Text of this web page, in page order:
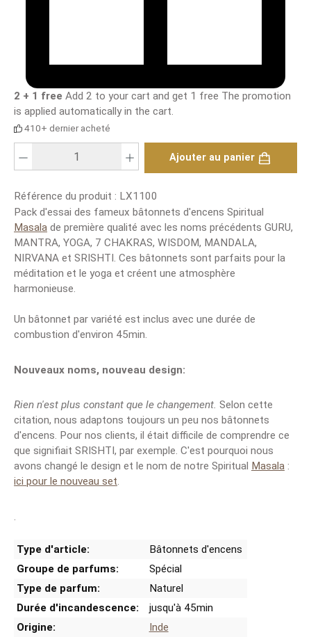
2 + 1 free Add 2 to your cart and get 1 free The promotion
is applied automatically in the cart.
410+ dernier acheté
Ajouter au panier
Référence du produit : LX1100
Pack d'essai des fameux bâtonnets d'encens Spiritual
Masala de première qualité avec les noms précédents GURU,
MANTRA, YOGA, 7 CHAKRAS, WISDOM, MANDALA,
NIRVANA et SRISHTI. Ces bâtonnets sont parfaits pour la
méditation et le yoga et créent une atmosphère
harmonieuse.
Un bâtonnet par variété est inclus avec une durée de
combustion d'environ 45min.
Nouveaux noms, nouveau design:
Rien n'est plus constant que le changement. Selon cette
citation, nous adaptons toujours un peu nos bâtonnets
d'encens. Pour nos clients, il était difficile de comprendre ce
que signifiait SRISHTI, par exemple. C'est pourquoi nous
avons changé le design et le nom de notre Spiritual Masala :
ici pour le nouveau set.
.
Type d'article:
Bâtonnets d'encens
Groupe de parfums:
Spécial
Type de parfum:
Naturel
Durée d'incandescence:
jusqu'à 45min
Origine:
Inde